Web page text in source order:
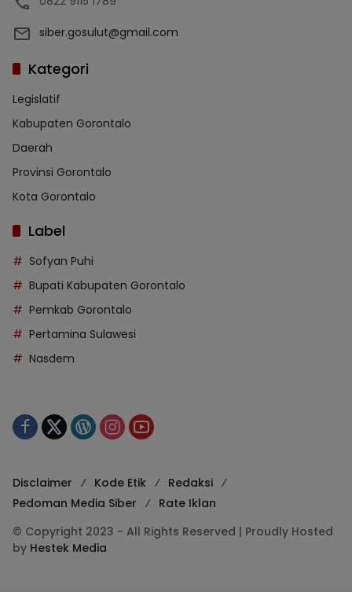
siber.gosulut@gmail.com
Kategori
Legislatif
Kabupaten Gorontalo
Daerah
Provinsi Gorontalo
Kota Gorontalo
Label
Sofyan Puhi
Bupati Kabupaten Gorontalo
Pemkab Gorontalo
Pertamina Sulawesi
Nasdem
Disclaimer Kode Etik
Redaksi
Pedoman Media Siber
Rate Iklan
© Copyright 2023 - All Rights Reserved | Proudly Hosted
by Hestek Media